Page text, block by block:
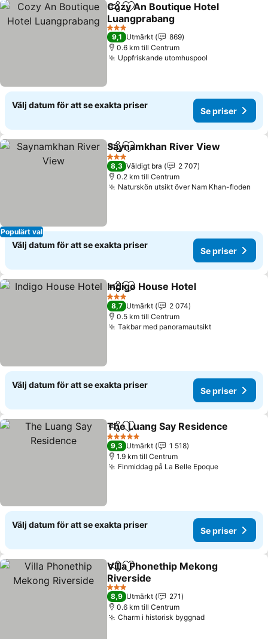
Dela Lägg till i Mina Favoriter
Cozy An Boutique Hotel
Luangprabang
3 Stjärnor
9,1 Utmärkt
869
0.6 km till Centrum
Uppfriskande utomhuspool
Välj datum för att se exakta priser
Se priser
Populärt val
Dela Lägg till i Mina Favoriter
Saynamkhan River View
3 Stjärnor
8,3 Väldigt bra
2 707
0.2 km till Centrum
Naturskön utsikt över Nam Khan-floden
Välj datum för att se exakta priser
Se priser
Dela Lägg till i Mina Favoriter
Indigo House Hotel
3 Stjärnor
8,7 Utmärkt
2 074
0.5 km till Centrum
Takbar med panoramautsikt
Välj datum för att se exakta priser
Se priser
Dela Lägg till i Mina Favoriter
The Luang Say Residence
5 Stjärnor
9,3 Utmärkt
1 518
1.9 km till Centrum
Finmiddag på La Belle Epoque
Välj datum för att se exakta priser
Se priser
Dela Lägg till i Mina Favoriter
Villa Phonethip Mekong
Riverside
3 Stjärnor
8,9 Utmärkt
271
0.6 km till Centrum
Charm i historisk byggnad